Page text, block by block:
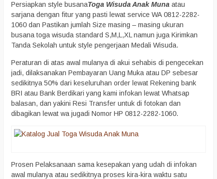
Persiapkan style busanaToga Wisuda Anak Muna atau
sarjana dengan fitur yang pasti lewat service WA 0812-2282-
1060 dan Pastikan jumlah Size masing – masing ukuran
busana toga wisuda standard S,M,L,XL namun juga Kirimkan
Tanda Sekolah untuk style pengerjaan Medali Wisuda.
Peraturan di atas awal mulanya di akui sehabis di pengecekan
jadi, dilaksanakan Pembayaran Uang Muka atau DP sebesar
sedikitnya 50% dari keseluruhan order lewat Rekening bank
BRI atau Bank Berdikari yang kami infokan lewat Whatsap
balasan, dan yakini Resi Transfer untuk di fotokan dan
dibagikan lewat wa jugadi Nomor HP 0812-2282-1060.
Prosen Pelaksanaan sama kesepakan yang udah di infokan
awal mulanya atau sedikitnya proses kira-kira waktu satu